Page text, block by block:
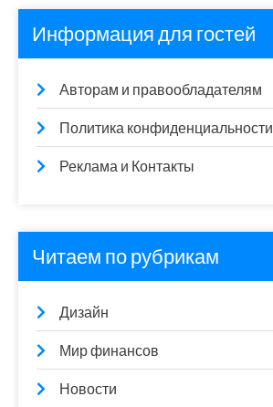
Информация для гостей
Авторам и правообладателям
Политика конфиденциальности
Реклама и Контакты
Читаем по рубрикам
Дизайн
Мир финансов
Новости